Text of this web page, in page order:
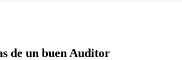
de un buen Auditor